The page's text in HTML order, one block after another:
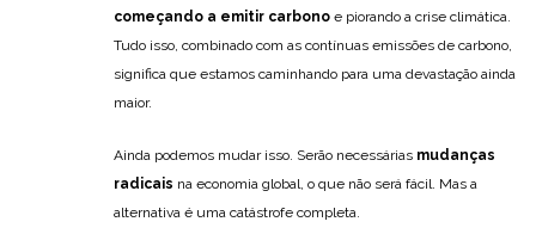
começando a emitir carbono e piorando a crise climática.
Tudo isso, combinado com as contínuas emissões de carbono,
significa que estamos caminhando para uma devastação ainda
maior.
Ainda podemos mudar isso. Serão necessárias mudanças
radicais na economia global, o que não será fácil. Mas a
alternativa é uma catástrofe completa.